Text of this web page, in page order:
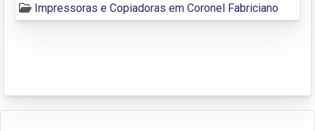
Impressoras e Copiadoras em Coronel Fabriciano